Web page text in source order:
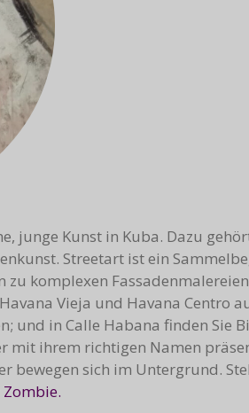
junge Kunst in Kuba. Dazu
Streetart ist ein
komplexen
Vieja und Havana Centro
und in Calle Habana finden Sie
mit ihrem richtigen Namen
bewegen sich im Untergrund.